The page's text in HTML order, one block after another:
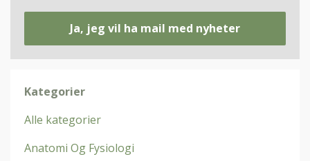
Ja, jeg vil ha mail med nyheter
Kategorier
Alle kategorier
Anatomi Og Fysiologi